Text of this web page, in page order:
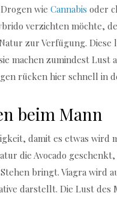
Drogen wieCannabis oder
verzichten möchte,
zur Verfügung. Diese
machen zumindest Lust
rücken hier schnell in
beim Mann
damit es etwas wird
die Avocado
bringt. Viagra wird
darstellt. Die Lust des